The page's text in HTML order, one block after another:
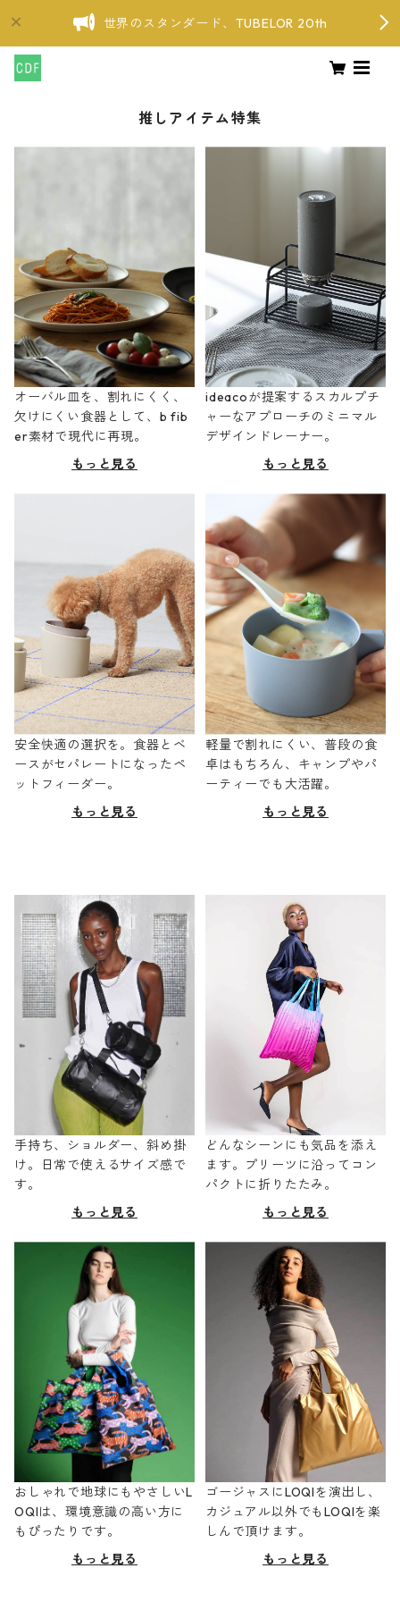
世界のスタンダード、TUBELOR 20th
推しアイテム特集
オーバル皿を、割れにくく、
欠けにくい食器として、b fib
er素材で現代に再現。
もっと見る
ideacoが提案するスカルプチ
ャーなアプローチのミニマル
デザインドレーナー。
もっと見る
安全快適の選択を。食器とベ
ースがセパレートになったペ
ットフィーダー。
もっと見る
軽量で割れにくい、普段の食
卓はもちろん、キャンプやパ
ーティーでも大活躍。
もっと見る
手持ち、ショルダー、斜め掛
け。日常で使えるサイズ感で
す。
もっと見る
どんなシーンにも気品を添え
ます。プリーツに沿ってコン
パクトに折りたたみ。
もっと見る
おしゃれで地球にもやさしいL
OQIは、環境意識の高い方に
もぴったりです。
もっと見る
ゴージャスにLOQIを演出し、
カジュアル以外でもLOQIを楽
しんで頂けます。
もっと見る